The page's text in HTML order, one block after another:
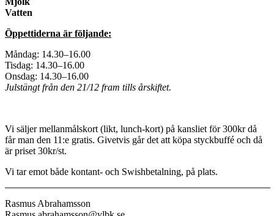
Vatten
Öppettiderna är följande:
Måndag: 14.30–16.00
Tisdag: 14.30–16.00
Onsdag: 14.30–16.00
Julstängt från den 21/12 fram tills årskiftet.
Vi säljer mellanmålskort (likt, lunch-kort) på kansliet för 300kr då
får man den 11:e gratis. Givetvis går det att köpa styckbuffé och då
är priset 30kr/st.
Vi tar emot både kontant- och Swishbetalning, på plats.
Rasmus Abrahamsson